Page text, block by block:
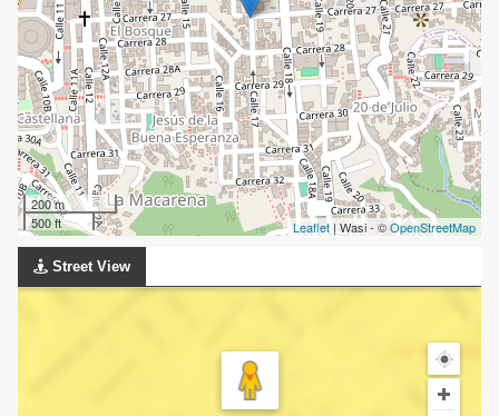
200 m
500 ft
Leaflet | Wasi - ©OpenStreetMap
Street View